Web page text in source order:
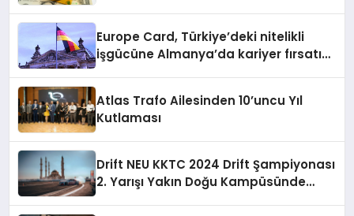
Europe Card, Türkiye’deki nitelikli
işgücüne Almanya’da kariyer fırsatı
Atlas Trafo Ailesinden 10’uncu Yıl
Kutlaması
Drift NEU KKTC 2024 Drift Şampiyonası
2. Yarışı Yakın Doğu Kampüsünde